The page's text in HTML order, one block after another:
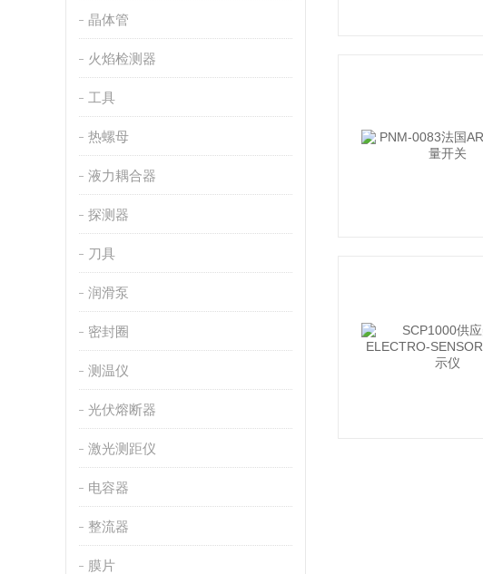
晶体管
火焰检测器
工具
热螺母
液力耦合器
探测器
刀具
润滑泵
密封圈
测温仪
光伏熔断器
激光测距仪
电容器
整流器
膜片